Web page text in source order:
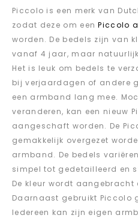
Piccolo is een merk van
zodat deze om eenPiccolo
worden. De bedels zijn van
vanaf 4 jaar, maar
Het is leuk om bedels te
bij verjaardagen of andere
een armband lang mee.
veranderen, kan een nieuw
aangeschaft worden. De
gemakkelijk overgezet
armband. De bedels
simpel tot gedetailleerd en
De kleur wordt
Daarnaast gebruikt Piccolo
Iedereen kan zijn eigen